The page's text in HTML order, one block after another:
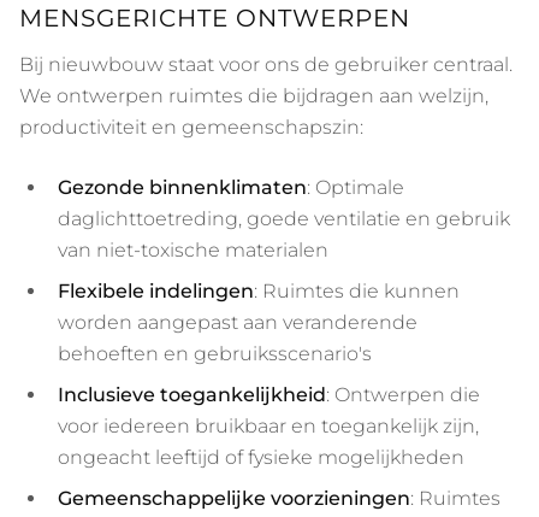
MENSGERICHTE ONTWERPEN
Bij nieuwbouw staat voor ons de gebruiker centraal.
We ontwerpen ruimtes die bijdragen aan welzijn,
productiviteit en gemeenschapszin:
Gezonde binnenklimaten: Optimale
daglichttoetreding, goede ventilatie en gebruik
van niet-toxische materialen
Flexibele indelingen: Ruimtes die kunnen
worden aangepast aan veranderende
behoeften en gebruiksscenario's
Inclusieve toegankelijkheid: Ontwerpen die
voor iedereen bruikbaar en toegankelijk zijn,
ongeacht leeftijd of fysieke mogelijkheden
Gemeenschappelijke voorzieningen: Ruimtes